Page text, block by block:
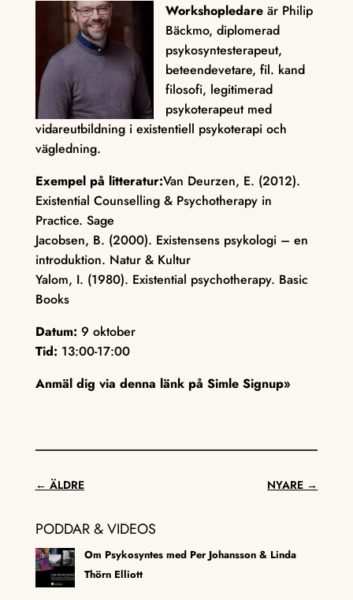
Workshopledare är Philip
Bäckmo, diplomerad
psykosyntesterapeut,
beteendevetare, fil. kand
filosofi, legitimerad
psykoterapeut med
vidareutbildning i existentiell psykoterapi och
vägledning.
Exempel på litteratur:Van Deurzen, E. (2012).
Existential Counselling & Psychotherapy in
Practice. Sage
Jacobsen, B. (2000). Existensens psykologi – en
introduktion. Natur & Kultur
Yalom, I. (1980). Existential psychotherapy. Basic
Books
Datum: 9 oktober
Tid: 13:00-17:00
Anmäl dig via denna länk på Simle Signup»
← ÄLDRE NYARE →
PODDAR & VIDEOS
Om Psykosyntes med Per Johansson & Linda
Thörn Elliott